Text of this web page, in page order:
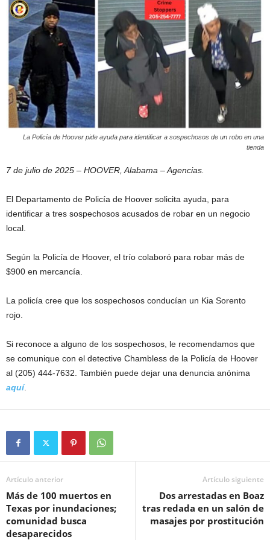
La Policía de Hoover pide ayuda para identificar a sospechosos de un robo en una
tienda
7 de julio de 2025 – HOOVER, Alabama – Agencias.
El Departamento de Policía de Hoover solicita ayuda, para
identificar a tres sospechosos acusados ​​de robar en un negocio
local.
Según la Policía de Hoover, el trío colaboró ​​para robar más de
$900 en mercancía.
La policía cree que los sospechosos conducían un Kia Sorento
rojo.
Si reconoce a alguno de los sospechosos, le recomendamos que
se comunique con el detective Chambless de la Policía de Hoover
al (205) 444-7632. También puede dejar una denuncia anónima
aquí.
Artículo anterior
Más de 100 muertos en
Texas por inundaciones;
comunidad busca
desaparecidos
Artículo siguiente
Dos arrestadas en Boaz
tras redada en un salón de
masajes por prostitución